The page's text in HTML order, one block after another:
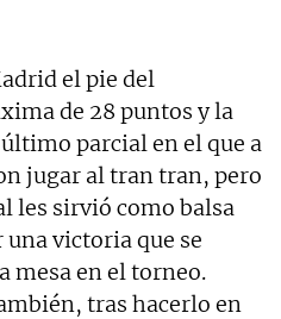
el pie del
de 28 puntos y la
parcial en el que a
jugar al tran tran, pero
les sirvió como balsa
una victoria que se
mesa en el torneo.
tras hacerlo en